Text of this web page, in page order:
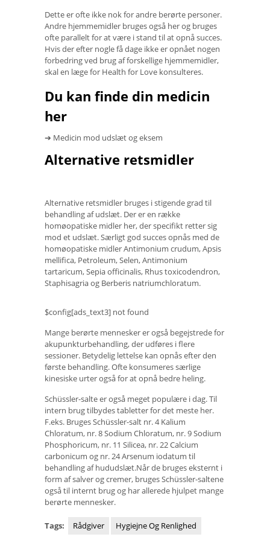
Dette er ofte ikke nok for andre berørte personer.
Andre hjemmemidler bruges også her og bruges
ofte parallelt for at være i stand til at opnå succes.
Hvis der efter nogle få dage ikke er opnået nogen
forbedring ved brug af forskellige hjemmemidler,
skal en læge for Health for Love konsulteres.
Du kan finde din medicin
her
➔ Medicin mod udslæt og eksem
Alternative retsmidler
Alternative retsmidler bruges i stigende grad til
behandling af udslæt. Der er en række
homøopatiske midler her, der specifikt retter sig
mod et udslæt. Særligt god succes opnås med de
homøopatiske midler Antimonium crudum, Apsis
mellifica, Petroleum, Selen, Antimonium
tartaricum, Sepia officinalis, Rhus toxicodendron,
Staphisagria og Berberis natriumchloratum.
$config[ads_text3] not found
Mange berørte mennesker er også begejstrede for
akupunkturbehandling, der udføres i flere
sessioner. Betydelig lettelse kan opnås efter den
første behandling. Ofte konsumeres særlige
kinesiske urter også for at opnå bedre heling.
Schüssler-salte er også meget populære i dag. Til
intern brug tilbydes tabletter for det meste her.
F.eks. Bruges Schüssler-salt nr. 4 Kalium
Chloratum, nr. 8 Sodium Chloratum, nr. 9 Sodium
Phosphoricum, nr. 11 Silicea, nr. 22 Calcium
carbonicum og nr. 24 Arsenum iodatum til
behandling af hududslæt.Når de bruges eksternt i
form af salver og cremer, bruges Schüssler-saltene
også til internt brug og har allerede hjulpet mange
berørte mennesker.
Tags: Rådgiver Hygiejne Og Renlighed